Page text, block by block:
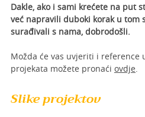
Dakle, ako i sami krećete na put
već napravili duboki korak u tom
surađivali s nama, dobrodošli.
Možda će vas uvjeriti i reference
projekata možete pronaći ovdje.
Slike projektov